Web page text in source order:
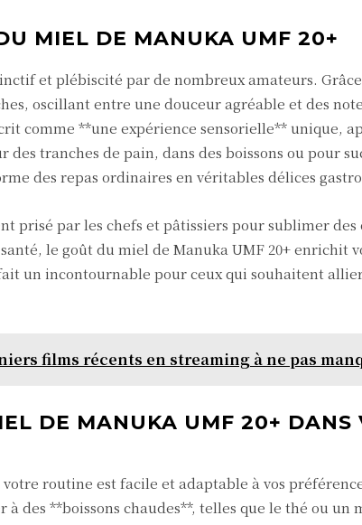
MIEL DE MANUKA UMF 20+
et plébiscité par de nombreux amateurs.
oscillant entre une douceur agréable et des
comme **une expérience sensorielle** unique,
des tranches de pain, dans des boissons ou pour
des repas ordinaires en véritables délices
prisé par les chefs et pâtissiers pour sublimer des
le goût du miel de Manuka UMF 20+ enrichit
un incontournable pour ceux qui souhaitent
films récents en streaming à ne pas
DE MANUKA UMF 20+ DANS
routine est facile et adaptable à vos
des **boissons chaudes**, telles que le thé ou un